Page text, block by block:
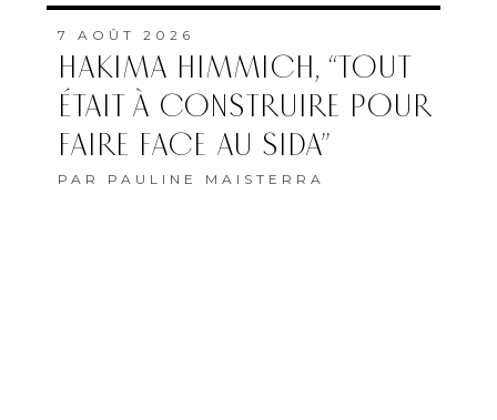
7 AOÛT 2026
HAKIMA HIMMICH, “TOUT
ÉTAIT À CONSTRUIRE POUR
FAIRE FACE AU SIDA”
PAR PAULINE MAISTERRA